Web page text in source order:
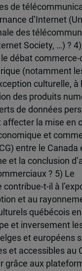
de
d’Internet
des
Society, …) ? 4)
débat commerce-
(notamment
culturelle, à
des produits
de données
affecter la mise en
et
entre le Canada
et la conclusion
? 5) Le
contribue-t-il à
et au
québécois
et inversement
et européens
et accessibles au
grâce aux